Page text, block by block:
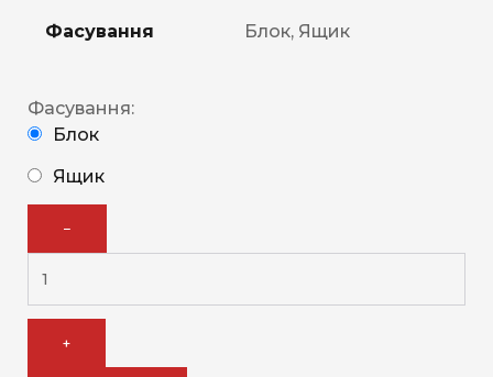
Фасування Блок, Ящик
Фасування:
Блок
Ящик
−
+